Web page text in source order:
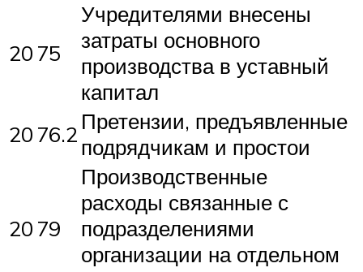
20 75
Учредителями внесены
затраты основного
производства в уставный
капитал
20 76.2 Претензии, предъявленные
подрядчикам и простои
20 79
Производственные
расходы связанные с
подразделениями
организации на отдельном